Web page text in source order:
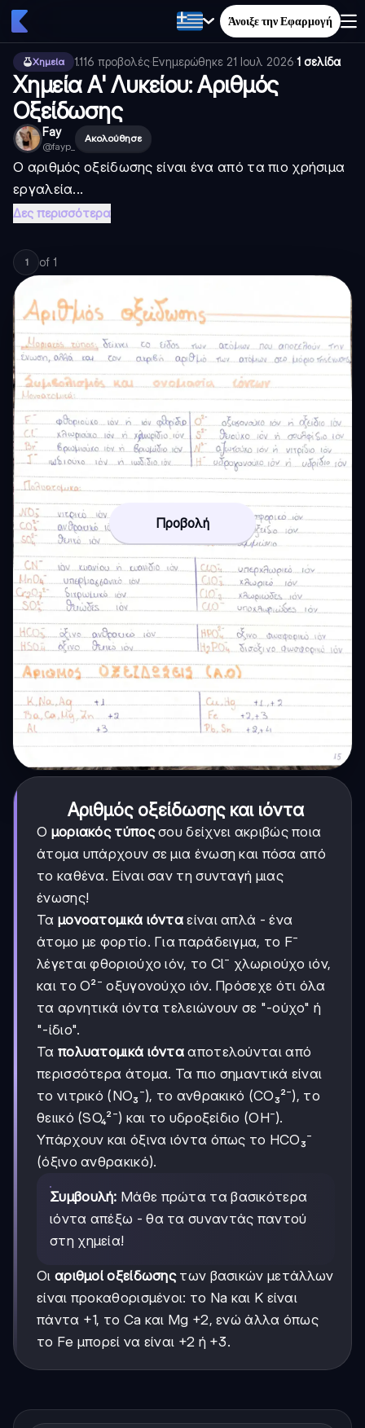
Άνοιξε την Εφαρμογή
Χημεία 1.116 προβολές·Ενημερώθηκε 21 Ιουλ 2026·1 σελίδα
Χημεία Α' Λυκείου: Αριθμός
Οξείδωσης
Fay
@fayp_
Ακολούθησε
Ο αριθμός οξείδωσης είναι ένα από τα πιο χρήσιμα
εργαλεία...
Δες περισσότερα
1 of 1
Προβολή
Αριθμός οξείδωσης και ιόντα
Ο μοριακός τύποςσου δείχνει ακριβώς ποια
άτομα υπάρχουν σε μια ένωση και πόσα από
το καθένα. Είναι σαν τη συνταγή μιας
ένωσης!
Τα μονοατομικά ιόντα είναι απλά - ένα
άτομο με φορτίο. Για παράδειγμα, το F⁻
λέγεται φθοριούχο ιόν, το Cl⁻ χλωριούχο ιόν,
και το O²⁻ οξυγονούχο ιόν. Πρόσεχε ότι όλα
τα αρνητικά ιόντα τελειώνουν σε "-ούχο" ή
"-ίδιο".
Τα πολυατομικά ιόντα αποτελούνται από
περισσότερα άτομα. Τα πιο σημαντικά είναι
το νιτρικό (NO₃⁻), το ανθρακικό (CO₃²⁻), το
θειικό (SO₄²⁻) και το υδροξείδιο (OH⁻).
Υπάρχουν και όξινα ιόντα όπως το HCO₃⁻
(όξινο ανθρακικό).
Συμβουλή: Μάθε πρώτα τα βασικότερα
ιόντα απέξω - θα τα συναντάς παντού
στη χημεία!
Οι αριθμοί οξείδωσηςτων βασικών μετάλλων
είναι προκαθορισμένοι: το Na και K είναι
πάντα +1, το Ca και Mg +2, ενώ άλλα όπως
το Fe μπορεί να είναι +2 ή +3.